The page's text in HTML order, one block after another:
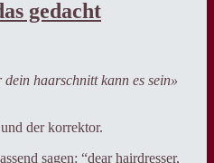
gedacht
haarschnitt kann es sein»
der korrektor.
sagen: “dear hairdresser,